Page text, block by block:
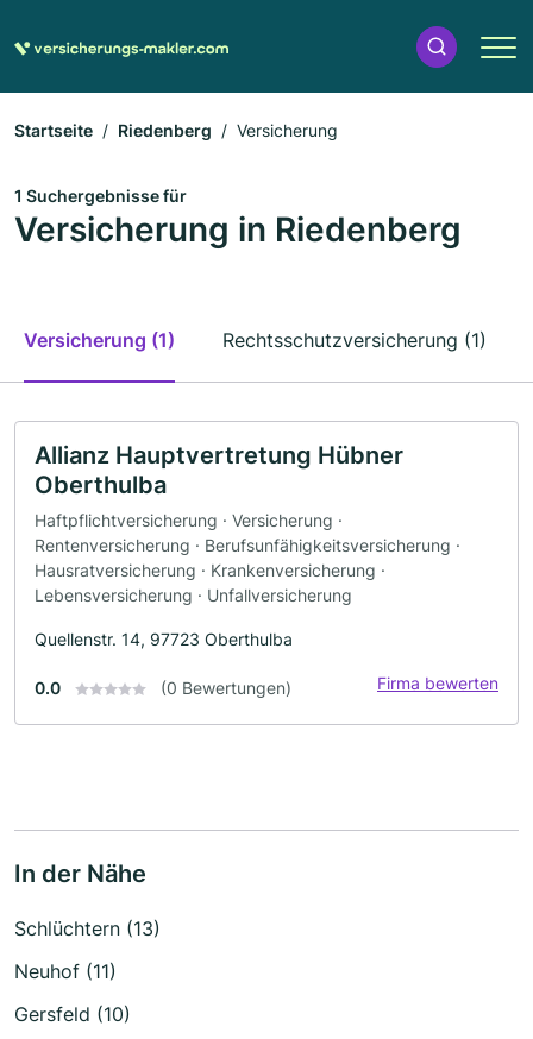
Startseite Riedenberg Versicherung
1 Suchergebnisse für
Versicherung in Riedenberg
Versicherung (1) Rechtsschutzversicherung (1)
Allianz Hauptvertretung Hübner
Oberthulba
Haftpflichtversicherung · Versicherung ·
Rentenversicherung · Berufsunfähigkeitsversicherung ·
Hausratversicherung · Krankenversicherung ·
Lebensversicherung · Unfallversicherung
Quellenstr. 14, 97723 Oberthulba
0.0 (0 Bewertungen) Firma bewerten
In der Nähe
Schlüchtern (13)
Neuhof (11)
Gersfeld (10)